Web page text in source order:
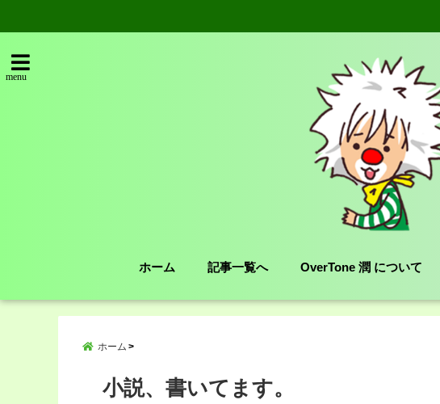
menu
ホーム 記事一覧へ OverTone 潤 について
ホーム
小説、書いてます。